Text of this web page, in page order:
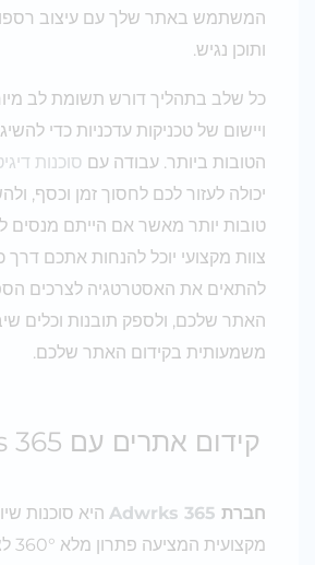
המשתמש באתר שלך עם עיצוב
ותוכן נגיש.
כל שלב בתהליך דורש תשומת לב
ויישום של טכניקות עדכניות כדי להשיג
הטובות ביותר. עבודה עםסוכנות דיגיטלית
יכולה לעזור לכם לחסוך זמן וכסף, ולהשיג
טובות יותר מאשר אם הייתם מנסים
צוות מקצועי יוכל להנחות אתכם דרך כל
להתאים את האסטרטגיה לצרכים
האתר שלכם, ולספק תובנות וכלים
משמעותית בקידום האתר שלכם.
קידום אתרים עם Adwrks 365
חברתAdwrks 365היא סוכנות שיווק
מקצועית המציעה